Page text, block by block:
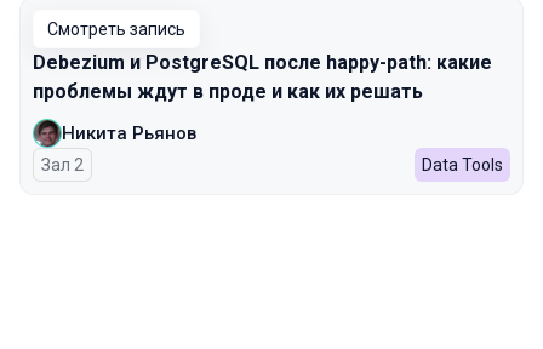
Смотреть запись
Debezium и PostgreSQL после happy-path: какие
проблемы ждут в проде и как их решать
Никита Рьянов
Зал 2 Data Tools